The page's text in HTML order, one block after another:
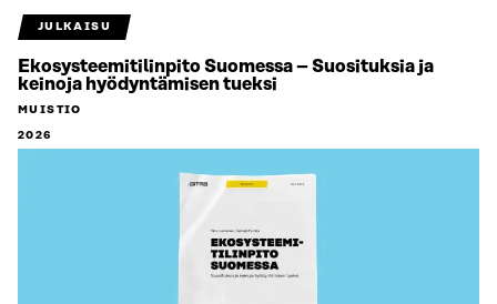
JULKAISU
Ekosysteemitilinpito Suomessa – Suosituksia ja
keinoja hyödyntämisen tueksi
MUISTIO
2026